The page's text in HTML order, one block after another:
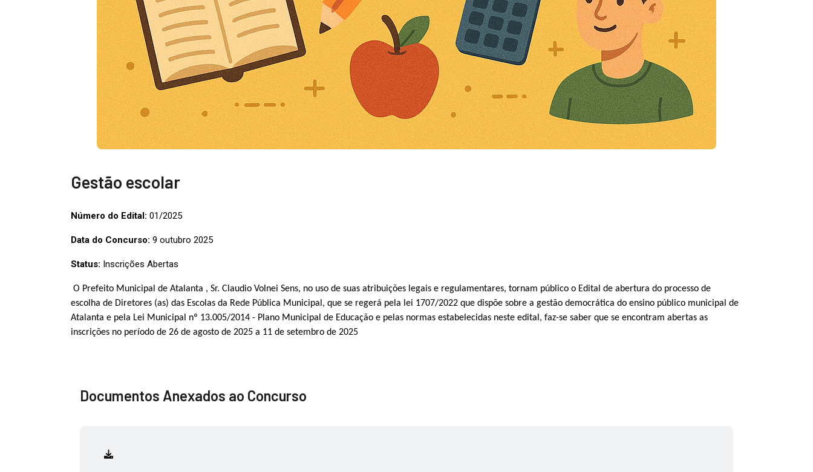
Gestão escolar
Número do Edital: 01/2025
Data do Concurso: 9 outubro 2025
Status: Inscrições Abertas
O Prefeito Municipal de Atalanta , Sr. Claudio Volnei Sens, no uso de suas atribuições legais e regulamentares, tornam público o Edital de abertura do processo de
escolha de Diretores (as) das Escolas da Rede Pública Municipal, que se regerá pela lei 1707/2022 que dispõe sobre a gestão democrática do ensino público municipal de
Atalanta e pela Lei Municipal nº 13.005/2014 - Plano Municipal de Educação e pelas normas estabelecidas neste edital, faz-se saber que se encontram abertas as
inscrições no período de 26 de agosto de 2025 a 11 de setembro de 2025
Documentos Anexados ao Concurso